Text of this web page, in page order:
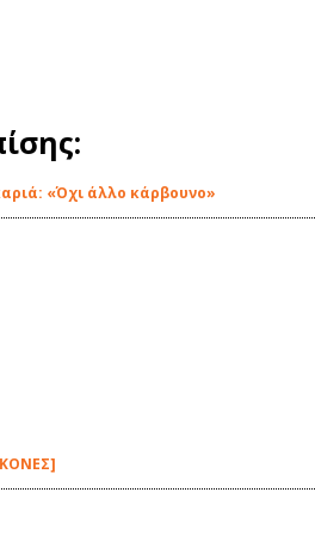
«Όχι άλλο κάρβουνο»